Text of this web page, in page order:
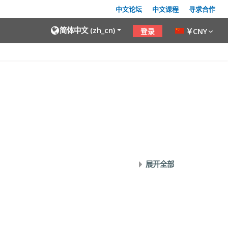
中文论坛 中文课程 寻求合作
简体中文 ‎(zh_cn)‎ 登录 ￥CNY
展开全部